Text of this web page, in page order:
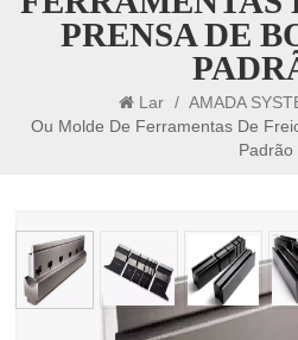
PRENSA DE
Lar / AMADA
Ou Molde De Ferramentas De
Padrão